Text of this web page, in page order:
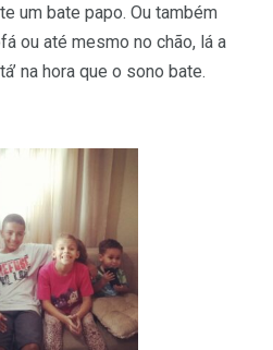
um bate papo. Ou também
ou até mesmo no chão, lá a
na hora que o sono bate.